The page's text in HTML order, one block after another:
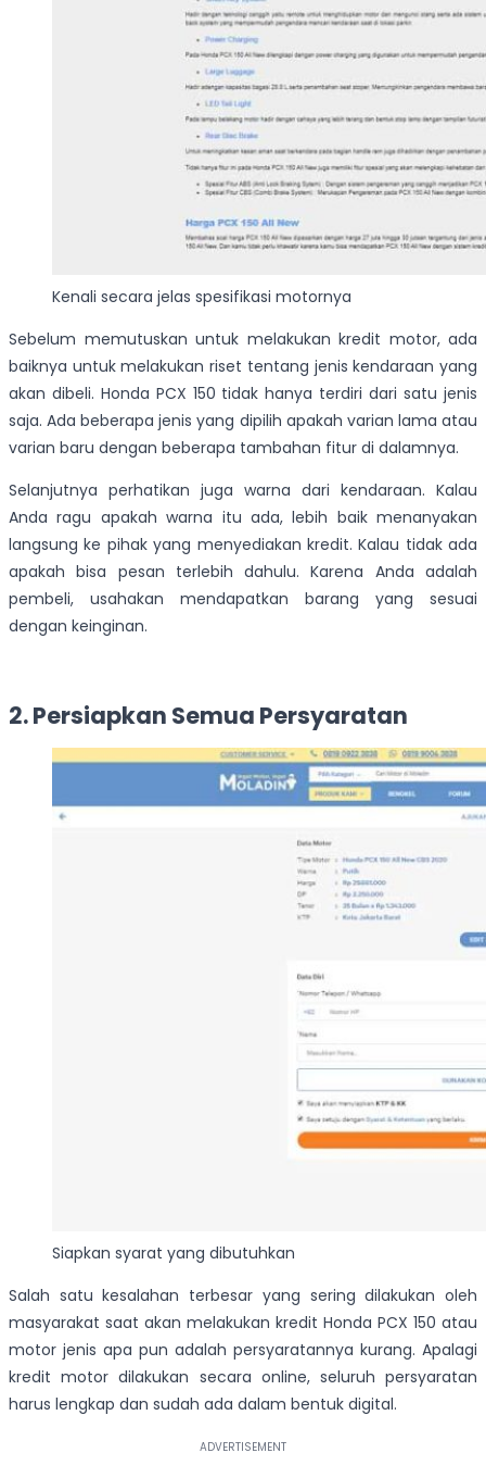
Kenali secara jelas spesifikasi motornya
Sebelum memutuskan untuk melakukan kredit motor, ada
baiknya untuk melakukan riset tentang jenis kendaraan yang
akan dibeli. Honda PCX 150 tidak hanya terdiri dari satu jenis
saja. Ada beberapa jenis yang dipilih apakah varian lama atau
varian baru dengan beberapa tambahan fitur di dalamnya.
Selanjutnya perhatikan juga warna dari kendaraan. Kalau
Anda ragu apakah warna itu ada, lebih baik menanyakan
langsung ke pihak yang menyediakan kredit. Kalau tidak ada
apakah bisa pesan terlebih dahulu. Karena Anda adalah
pembeli, usahakan mendapatkan barang yang sesuai
dengan keinginan.
2. Persiapkan Semua Persyaratan
Siapkan syarat yang dibutuhkan
Salah satu kesalahan terbesar yang sering dilakukan oleh
masyarakat saat akan melakukan kredit Honda PCX 150 atau
motor jenis apa pun adalah persyaratannya kurang. Apalagi
kredit motor dilakukan secara online, seluruh persyaratan
harus lengkap dan sudah ada dalam bentuk digital.